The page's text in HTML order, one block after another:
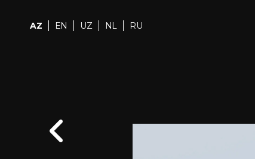
AZ EN UZ NL RU